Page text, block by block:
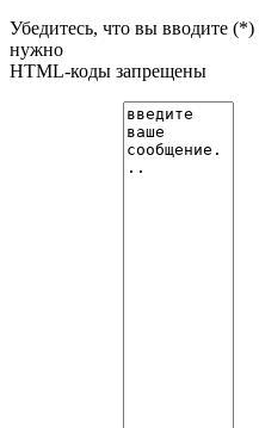
Убедитесь, что вы вводите
нужно
HTML-коды запрещены